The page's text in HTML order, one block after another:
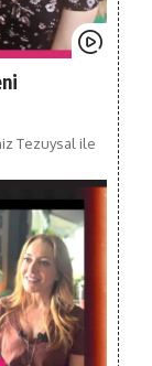
Tezuysal ile